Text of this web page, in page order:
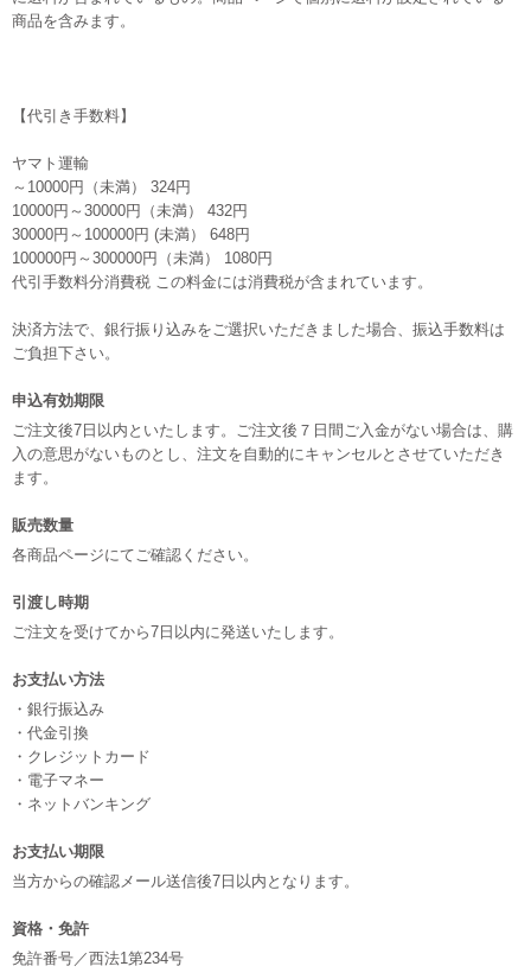
商品を含みます。
【代引き手数料】
ヤマト運輸
～10000円（未満） 324円
10000円～30000円（未満） 432円
30000円～100000円 (未満） 648円
100000円～300000円（未満） 1080円
代引手数料分消費税 この料金には消費税が含まれています。
決済方法で、銀行振り込みをご選択いただきました場合、振込手数料は
ご負担下さい。
申込有効期限
ご注文後7日以内といたします。ご注文後７日間ご入金がない場合は、購
入の意思がないものとし、注文を自動的にキャンセルとさせていただき
ます。
販売数量
各商品ページにてご確認ください。
引渡し時期
ご注文を受けてから7日以内に発送いたします。
お支払い方法
・銀行振込み
・代金引換
・クレジットカード
・電子マネー
・ネットバンキング
お支払い期限
当方からの確認メール送信後7日以内となります。
資格・免許
免許番号／西法1第234号